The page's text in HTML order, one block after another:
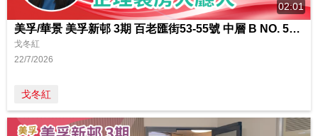
02:01
美孚/華景 美孚新邨 3期 百老匯街53-55號 中層 B NO. 53室
戈冬紅
22/7/2026
戈冬紅